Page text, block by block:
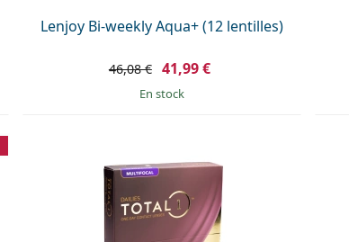
Lenjoy Bi-weekly Aqua+ (12 lentilles)
46,08 € 41,99 €
en stock